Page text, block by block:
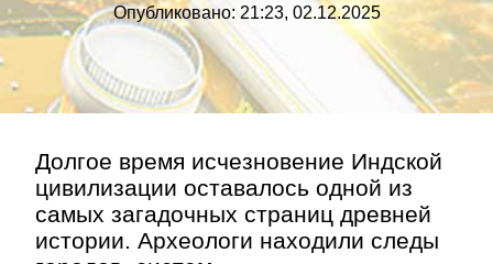
Опубликовано: 21:23, 02.12.2025
Долгое время исчезновение Индской
цивилизации оставалось одной из
самых загадочных страниц древней
истории. Археологи находили следы
Правила
Контакт»